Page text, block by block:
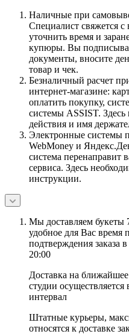
Наличные при
Специалист свяжется
уточнить время и
купюры. Вы
документы, вносите
товар и чек.
Безналичный расчет
интернет-магазине:
оплатить покупку,
системы ASSIST.
действия и имя
Электронные системы
WebMoney и
система перенаправит
сервиса. Здесь
инструкции.
Мы доставляем букеты
удобное для Вас время
подтверждения заказа
20:00
Доставка на
студии
интервал
Штатные курьеры,
относятся к доставке